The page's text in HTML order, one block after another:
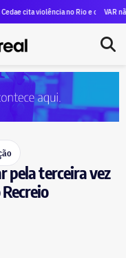
defende suspensão temporária
anos; e o campeão não é o ex-
no Rio e compliance para
VAR não foi
pela terceira vez